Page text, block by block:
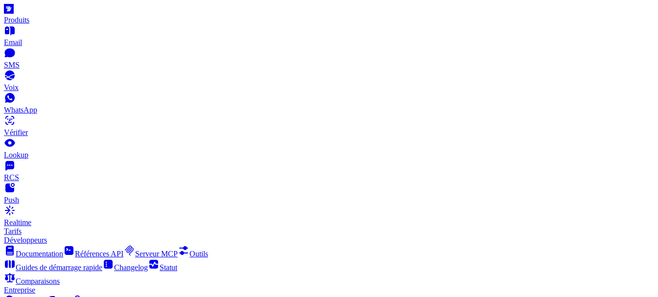
Produits
Email
SMS
Voix
WhatsApp
Vérifier
Lookup
RCS
Push
Realtime
Tarifs
Développeurs
Documentation
Références API Serveur MCP
Outils
Guides de démarrage rapide
Changelog
Statut
Comparaisons
Entreprise